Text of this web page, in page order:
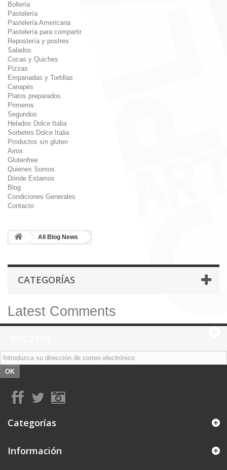
Bollería
Pastelería
Pastelería Americana
Pastelería para compartir
Repostería y postres
Salados
Cocas y Quiches
Pizzas
Empanadas y Tortillas
Canapés
Platos preparados
Primeros
Segundos
Helados Dolce Italia
Sorbetes Dolce Italia
Productos sin gluten
Airos
Glutenfree
Quienes Somos
Dónde Estamos
Blog
Condiciones Generales
Contacto
All Blog News
CATEGORÍAS
Latest Comments
OK
Categorías
Información